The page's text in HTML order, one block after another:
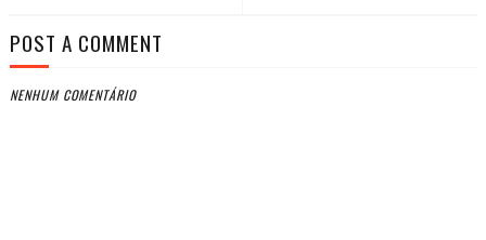
POST A COMMENT
NENHUM COMENTÁRIO